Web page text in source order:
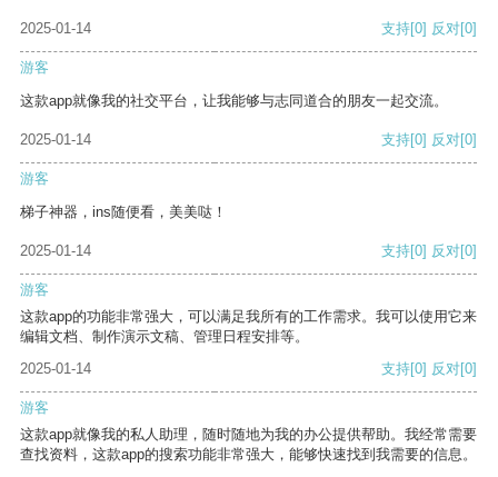
2025-01-14 支持[0] 反对[0]
游客
这款app就像我的社交平台，让我能够与志同道合的朋友一起交流。
2025-01-14 支持[0] 反对[0]
游客
梯子神器，ins随便看，美美哒！
2025-01-14 支持[0] 反对[0]
游客
这款app的功能非常强大，可以满足我所有的工作需求。我可以使用它来
编辑文档、制作演示文稿、管理日程安排等。
2025-01-14
支持[0] 反对[0]
游客
这款app就像我的私人助理，随时随地为我的办公提供帮助。我经常需要
查找资料，这款app的搜索功能非常强大，能够快速找到我需要的信息。